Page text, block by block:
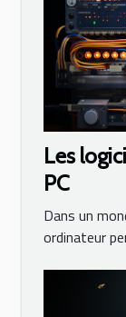
Les
PC
Dans un
ordinateur